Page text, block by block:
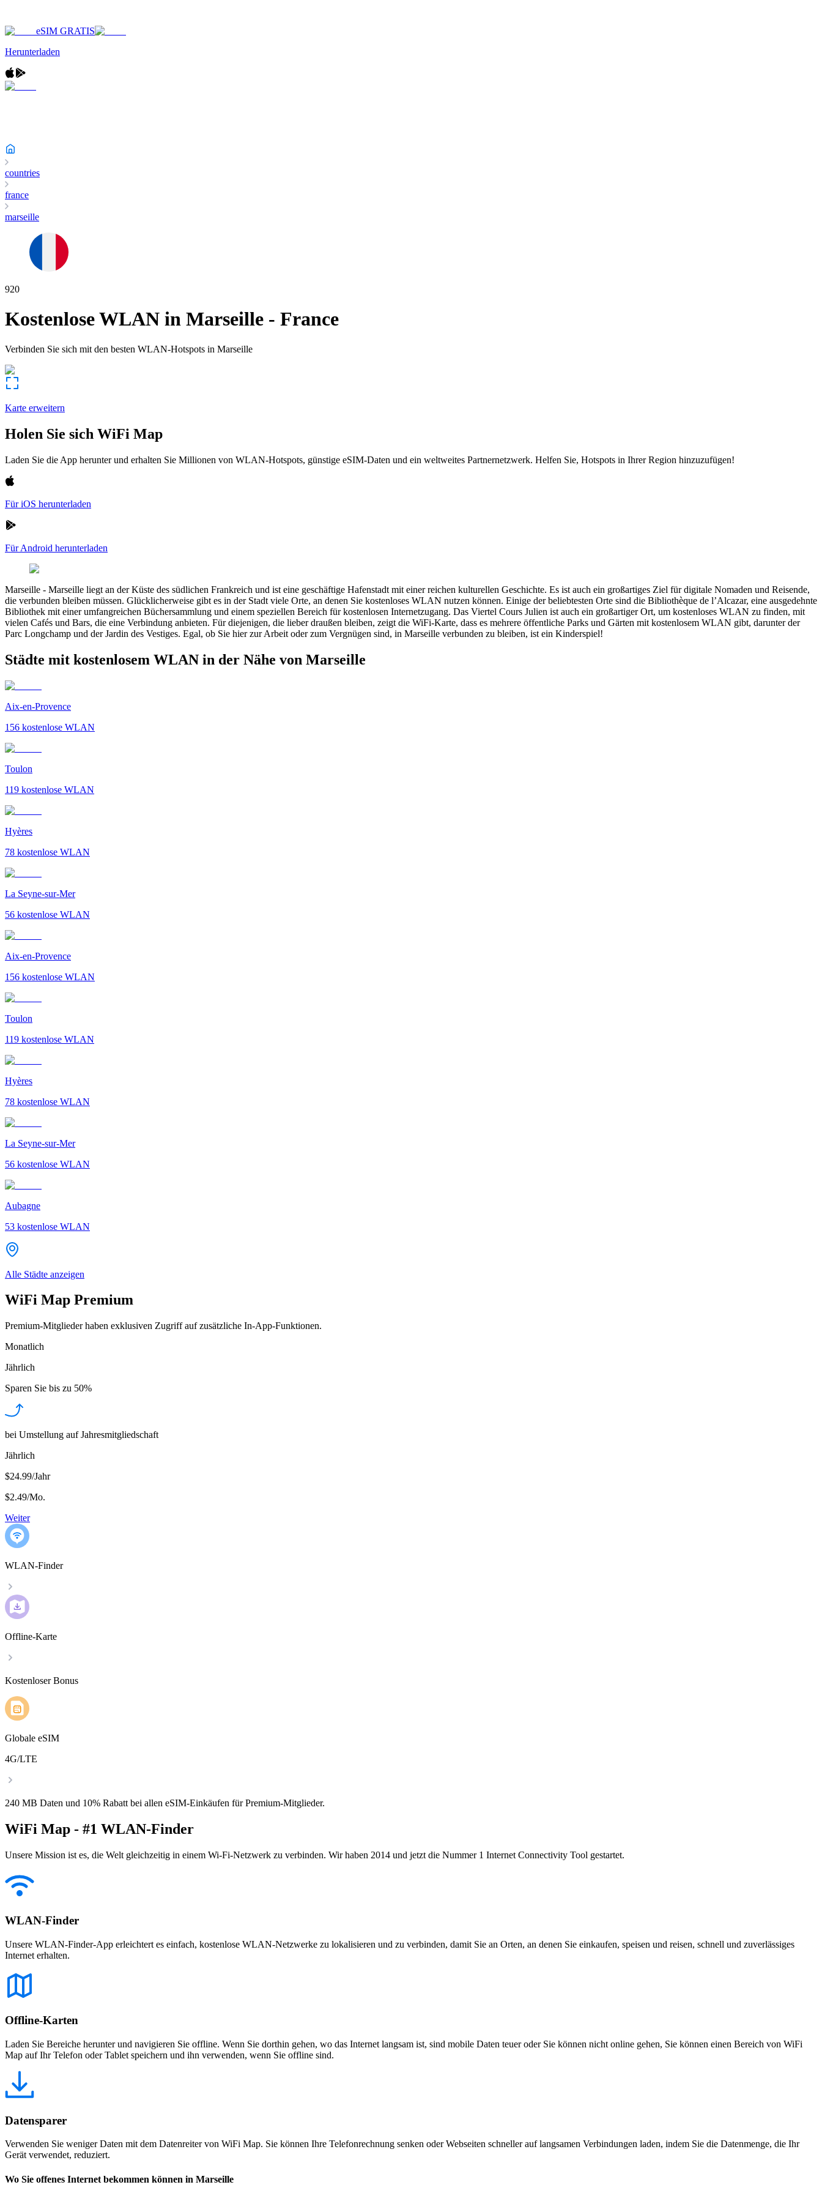
eSIM GRATIS
Herunterladen
countries
france
marseille
920
Kostenlose WLAN in Marseille - France
Verbinden Sie sich mit den besten WLAN-Hotspots in Marseille
Karte erweitern
Holen Sie sich WiFi Map
Laden Sie die App herunter und erhalten Sie Millionen von WLAN-Hotspots, günstige eSIM-Daten und ein weltweites Partnernetzwerk. Helfen Sie, Hotspots in Ihrer Region hinzuzufügen!
Für iOS herunterladen
Für Android herunterladen
Marseille - Marseille liegt an der Küste des südlichen Frankreich und ist eine geschäftige Hafenstadt mit einer reichen kulturellen Geschichte. Es ist auch ein großartiges Ziel für digitale Nomaden und Reisende,
die verbunden bleiben müssen. Glücklicherweise gibt es in der Stadt viele Orte, an denen Sie kostenloses WLAN nutzen können. Einige der beliebtesten Orte sind die Bibliothèque de l’Alcazar, eine ausgedehnte
Bibliothek mit einer umfangreichen Büchersammlung und einem speziellen Bereich für kostenlosen Internetzugang. Das Viertel Cours Julien ist auch ein großartiger Ort, um kostenloses WLAN zu finden, mit
vielen Cafés und Bars, die eine Verbindung anbieten. Für diejenigen, die lieber draußen bleiben, zeigt die WiFi-Karte, dass es mehrere öffentliche Parks und Gärten mit kostenlosem WLAN gibt, darunter der
Parc Longchamp und der Jardin des Vestiges. Egal, ob Sie hier zur Arbeit oder zum Vergnügen sind, in Marseille verbunden zu bleiben, ist ein Kinderspiel!
Städte mit kostenlosem WLAN in der Nähe von Marseille
Aix-en-Provence
156 kostenlose WLAN
Toulon
119 kostenlose WLAN
Hyères
78 kostenlose WLAN
La Seyne-sur-Mer
56 kostenlose WLAN
Aix-en-Provence
156 kostenlose WLAN
Toulon
119 kostenlose WLAN
Hyères
78 kostenlose WLAN
La Seyne-sur-Mer
56 kostenlose WLAN
Aubagne
53 kostenlose WLAN
Alle Städte anzeigen
WiFi Map Premium
Premium-Mitglieder haben exklusiven Zugriff auf zusätzliche In-App-Funktionen.
Monatlich
Jährlich
Sparen Sie bis zu 50%
bei Umstellung auf Jahresmitgliedschaft
Jährlich
$24.99/Jahr
$2.49/Mo.
Weiter
WLAN-Finder
Offline-Karte
Kostenloser Bonus
Globale eSIM
4G/LTE
240 MB Daten und 10% Rabatt bei allen eSIM-Einkäufen für Premium-Mitglieder.
WiFi Map - #1 WLAN-Finder
Unsere Mission ist es, die Welt gleichzeitig in einem Wi-Fi-Netzwerk zu verbinden. Wir haben 2014 und jetzt die Nummer 1 Internet Connectivity Tool gestartet.
WLAN-Finder
Unsere WLAN-Finder-App erleichtert es einfach, kostenlose WLAN-Netzwerke zu lokalisieren und zu verbinden, damit Sie an Orten, an denen Sie einkaufen, speisen und reisen, schnell und zuverlässiges
Internet erhalten.
Offline-Karten
Laden Sie Bereiche herunter und navigieren Sie offline. Wenn Sie dorthin gehen, wo das Internet langsam ist, sind mobile Daten teuer oder Sie können nicht online gehen, Sie können einen Bereich von WiFi
Map auf Ihr Telefon oder Tablet speichern und ihn verwenden, wenn Sie offline sind.
Datensparer
Verwenden Sie weniger Daten mit dem Datenreiter von WiFi Map. Sie können Ihre Telefonrechnung senken oder Webseiten schneller auf langsamen Verbindungen laden, indem Sie die Datenmenge, die Ihr
Gerät verwendet, reduziert.
Wo Sie offenes Internet bekommen können in Marseille